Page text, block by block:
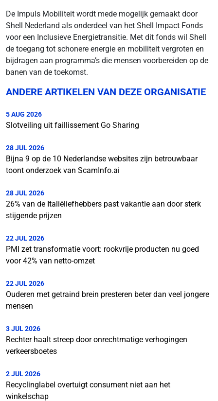
De Impuls Mobiliteit wordt mede mogelijk gemaakt door
Shell Nederland als onderdeel van het Shell Impact Fonds
voor een Inclusieve Energietransitie. Met dit fonds wil Shell
de toegang tot schonere energie en mobiliteit vergroten en
bijdragen aan programma’s die mensen voorbereiden op de
banen van de toekomst.
ANDERE ARTIKELEN VAN DEZE ORGANISATIE
5 AUG 2026
Slotveiling uit faillissement Go Sharing
28 JUL 2026
Bijna 9 op de 10 Nederlandse websites zijn betrouwbaar
toont onderzoek van ScamInfo.ai
28 JUL 2026
26% van de Italiëliefhebbers past vakantie aan door sterk
stijgende prijzen
22 JUL 2026
PMI zet transformatie voort: rookvrije producten nu goed
voor 42% van netto-omzet
22 JUL 2026
Ouderen met getraind brein presteren beter dan veel jongere
mensen
3 JUL 2026
Rechter haalt streep door onrechtmatige verhogingen
verkeersboetes
2 JUL 2026
Recyclinglabel overtuigt consument niet aan het
winkelschap